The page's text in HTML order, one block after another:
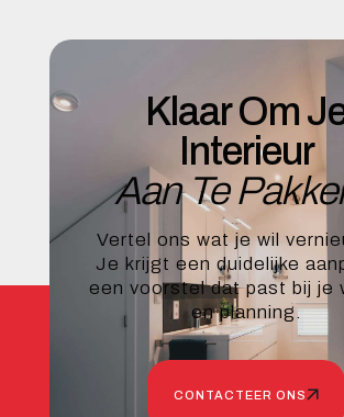
Klaar Om
Interieur
Aan Te
Vertel ons wat je wil
Je krijgt een duidelijke
een voorstel dat past bij je
en planning.
CONTACTEER ONS